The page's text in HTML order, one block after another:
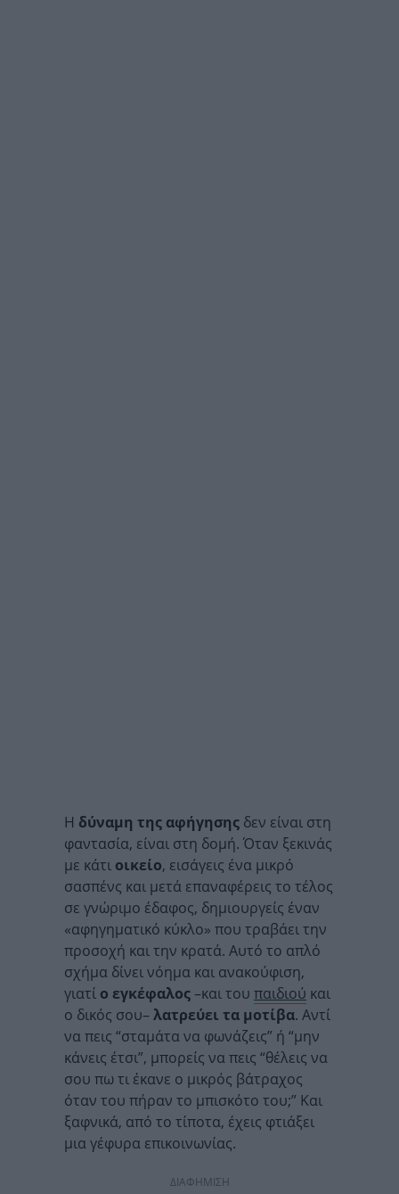
Η δύναμη της αφήγησης δεν είναι στη
φαντασία, είναι στη δομή. Όταν ξεκινάς
με κάτι οικείο, εισάγεις ένα μικρό
σασπένς και μετά επαναφέρεις το τέλος
σε γνώριμο έδαφος, δημιουργείς έναν
«αφηγηματικό κύκλο» που τραβάει την
προσοχή και την κρατά. Αυτό το απλό
σχήμα δίνει νόημα και ανακούφιση,
γιατί ο εγκέφαλος –και του παιδιού και
ο δικός σου– λατρεύει τα μοτίβα. Αντί
να πεις “σταμάτα να φωνάζεις” ή “μην
κάνεις έτσι”, μπορείς να πεις “θέλεις να
σου πω τι έκανε ο μικρός βάτραχος
όταν του πήραν το μπισκότο του;” Και
ξαφνικά, από το τίποτα, έχεις φτιάξει
μια γέφυρα επικοινωνίας.
ΔΙΑΦΗΜΙΣΗ